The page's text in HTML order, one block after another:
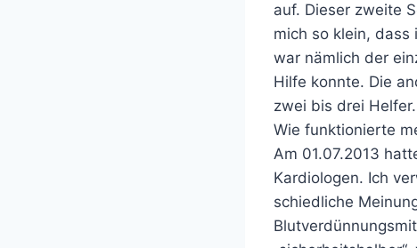
auf. Dieser zweite
mich so klein,
war nämlich der
Hilfe konnte. Die
zwei bis drei Helfer.
Wie funktionierte
Am 01.07.2013
Kardiologen. Ich
schiedliche